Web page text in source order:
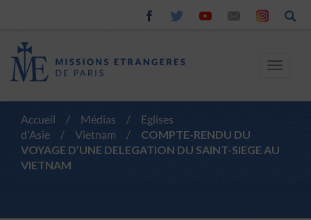
Toggle
Accueil / Médias /
Eglises
d'Asie
/ Vietnam /
COMPTE-RENDU DU
VOYAGE D’UNE DELEGATION DU SAINT-SIEGE AU
VIETNAM